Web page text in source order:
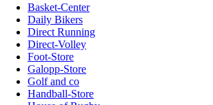
Basket-Center
Daily Bikers
Direct Running
Direct-Volley
Foot-Store
Galopp-Store
Golf and co
Handball-Store